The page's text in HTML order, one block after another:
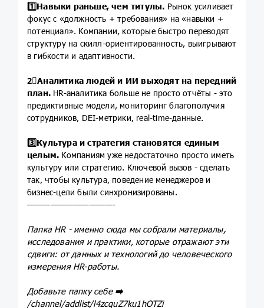
1️⃣Навыки раньше, чем титулы. Рынок усиливает
фокус с «должность + требования» на «навыки +
потенциал». Компании, которые быстро переводят
структуру на скилл-ориентированность, выигрывают
в гибкости и адаптивности.
2⃣Аналитика людей и ИИ выходят на передний
план. HR-аналитика больше не просто отчёты - это
предиктивные модели, мониторинг благополучия
сотрудников, DEI-метрики, real-time-данные.
3️⃣Культура и стратегия становятся единым
целым. Компаниям уже недостаточно просто иметь
культуру или стратегию. Ключевой вызов - сделать
так, чтобы культура, поведение менеджеров и
бизнес-цели были синхронизированы.
———————————-
Папка HR - именно сюда мы собрали материалы,
исследования и практики, которые отражают эти
сдвиги: от данных и технологий до человеческого
измерения HR-работы.
Добавьте папку себе ➡️
/channel/addlist/l4zcquZ7ku1hOTZi